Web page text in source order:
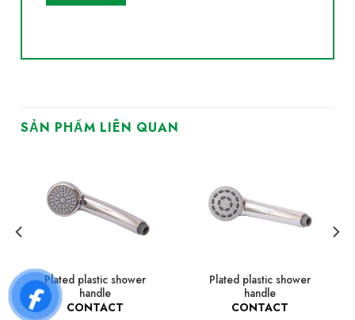
SẢN PHẨM LIÊN QUAN
Plated plastic shower
handle
CONTACT
Plated plastic shower
handle
CONTACT